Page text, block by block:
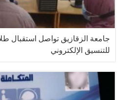
جامعة الزقازيق تواصل استقبال
للتنسيق الإلكتروني